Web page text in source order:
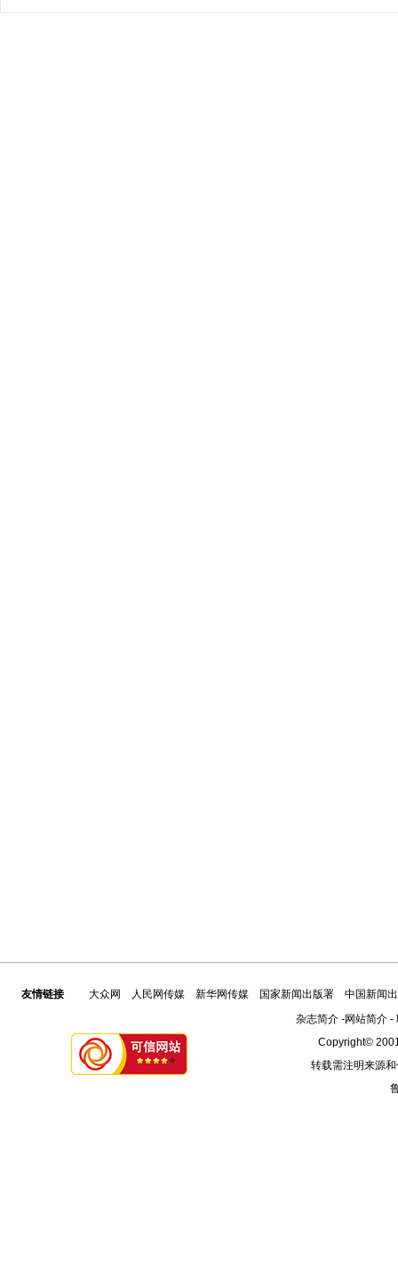
友情链接 大众网 人民网传媒 新华网传媒 国家新闻出版署
中国新闻
杂志简介-网站简介-
Copyright©
转载需注明来源